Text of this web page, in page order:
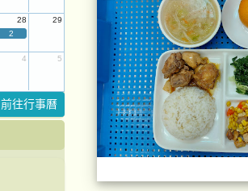
28
29
2
4
5
前往行事曆